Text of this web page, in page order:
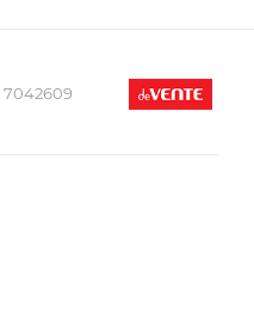
7042609